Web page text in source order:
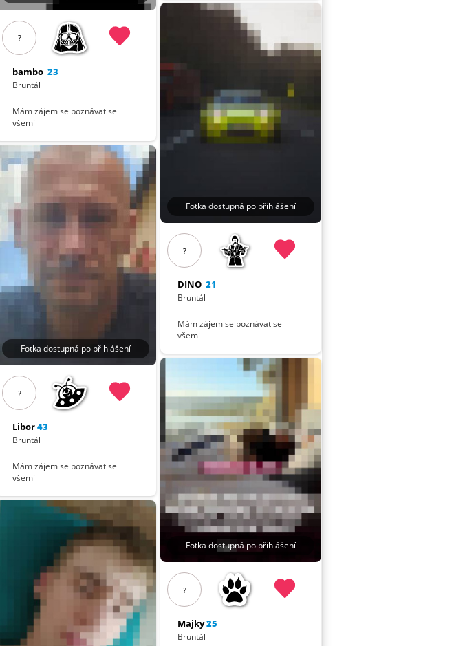
?
bambo 23
Bruntál
Mám zájem se poznávat se
všemi
Fotka dostupná po přihlášení
?
Libor43
Bruntál
Mám zájem se poznávat se
všemi
Fotka dostupná po přihlášení
?
DINO 21
Bruntál
Mám zájem se poznávat se
všemi
Fotka dostupná po přihlášení
?
Majky25
Bruntál